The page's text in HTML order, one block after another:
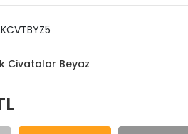
Civatalar Beyaz